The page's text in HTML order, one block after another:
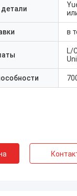
в
L/